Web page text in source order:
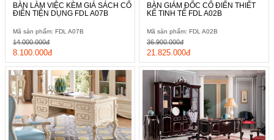
BÀN LÀM VIỆC KÈM GIÁ SÁCH CỔ
ĐIỂN TIỆN DỤNG FDL A07B
Mã sản phẩm: FDL A07B
8.100.000đ
14.000.000đ
BÀN GIÁM ĐỐC CỔ ĐIỂN THIẾT
KẾ TINH TẾ FDL A02B
Mã sản phẩm: FDL A02B
21.825.000đ
36.900.000đ